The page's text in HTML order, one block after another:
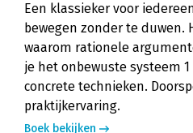
Een klassieker voor
bewegen zonder te duwen.
waarom rationele
je het onbewuste systeem
concrete technieken.
praktijkervaring.
Boek bekijken